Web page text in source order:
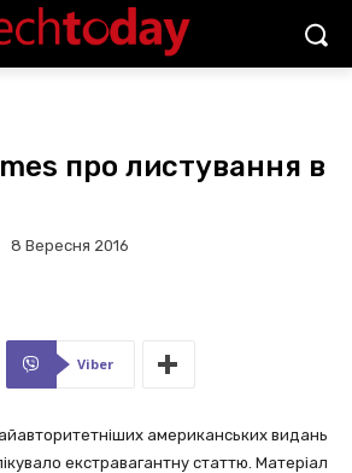
про листування в
8 Вересня 2016
Viber
американських видань
екстравагантну статтю. Матеріал